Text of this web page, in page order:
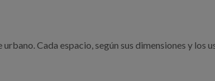
Cada espacio, según sus dimensiones y los